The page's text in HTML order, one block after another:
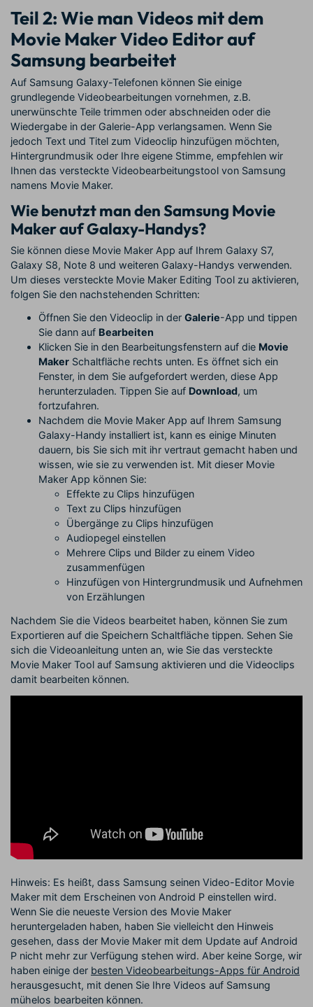
Teil 2: Wie man Videos mit dem
Movie Maker Video Editor auf
Samsung bearbeitet
Auf Samsung Galaxy-Telefonen können Sie einige
grundlegende Videobearbeitungen vornehmen, z.B.
unerwünschte Teile trimmen oder abschneiden oder die
Wiedergabe in der Galerie-App verlangsamen. Wenn Sie
jedoch Text und Titel zum Videoclip hinzufügen möchten,
Hintergrundmusik oder Ihre eigene Stimme, empfehlen wir
Ihnen das versteckte Videobearbeitungstool von Samsung
namens Movie Maker.
Wie benutzt man den Samsung Movie
Maker auf Galaxy-Handys?
Sie können diese Movie Maker App auf Ihrem Galaxy S7,
Galaxy S8, Note 8 und weiteren Galaxy-Handys verwenden.
Um dieses versteckte Movie Maker Editing Tool zu aktivieren,
folgen Sie den nachstehenden Schritten:
Öffnen Sie den Videoclip in der Galerie-App und tippen
Sie dann auf Bearbeiten
Klicken Sie in den Bearbeitungsfenstern auf die Movie
Maker Schaltfläche rechts unten. Es öffnet sich ein
Fenster, in dem Sie aufgefordert werden, diese App
herunterzuladen. Tippen Sie auf Download, um
fortzufahren.
Nachdem die Movie Maker App auf Ihrem Samsung
Galaxy-Handy installiert ist, kann es einige Minuten
dauern, bis Sie sich mit ihr vertraut gemacht haben und
wissen, wie sie zu verwenden ist. Mit dieser Movie
Maker App können Sie:
Effekte zu Clips hinzufügen
Text zu Clips hinzufügen
Übergänge zu Clips hinzufügen
Audiopegel einstellen
Mehrere Clips und Bilder zu einem Video
zusammenfügen
Hinzufügen von Hintergrundmusik und Aufnehmen
von Erzählungen
Nachdem Sie die Videos bearbeitet haben, können Sie zum
Exportieren auf die Speichern Schaltfläche tippen. Sehen Sie
sich die Videoanleitung unten an, wie Sie das versteckte
Movie Maker Tool auf Samsung aktivieren und die Videoclips
damit bearbeiten können.
Hinweis: Es heißt, dass Samsung seinen Video-Editor Movie
Maker mit dem Erscheinen von Android P einstellen wird.
Wenn Sie die neueste Version des Movie Maker
heruntergeladen haben, haben Sie vielleicht den Hinweis
gesehen, dass der Movie Maker mit dem Update auf Android
P nicht mehr zur Verfügung stehen wird. Aber keine Sorge, wir
haben einige der besten Videobearbeitungs-Apps für Android
herausgesucht, mit denen Sie Ihre Videos auf Samsung
mühelos bearbeiten können.